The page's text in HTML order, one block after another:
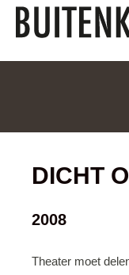
DICHT
2008
Theater moet